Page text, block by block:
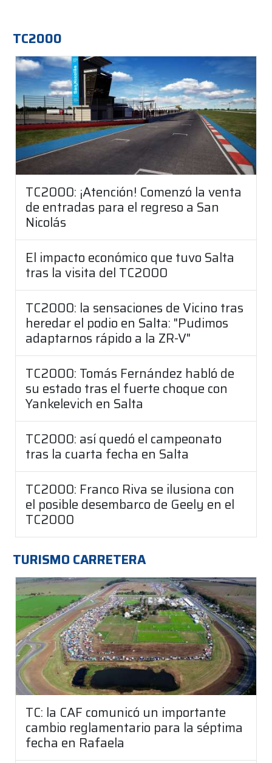
TC2000
TC2000: ¡Atención! Comenzó la venta
de entradas para el regreso a San
Nicolás
El impacto económico que tuvo Salta
tras la visita del TC2000
TC2000: la sensaciones de Vicino tras
heredar el podio en Salta: "Pudimos
adaptarnos rápido a la ZR-V"
TC2000: Tomás Fernández habló de
su estado tras el fuerte choque con
Yankelevich en Salta
TC2000: así quedó el campeonato
tras la cuarta fecha en Salta
TC2000: Franco Riva se ilusiona con
el posible desembarco de Geely en el
TC2000
TURISMO CARRETERA
TC: la CAF comunicó un importante
cambio reglamentario para la séptima
fecha en Rafaela